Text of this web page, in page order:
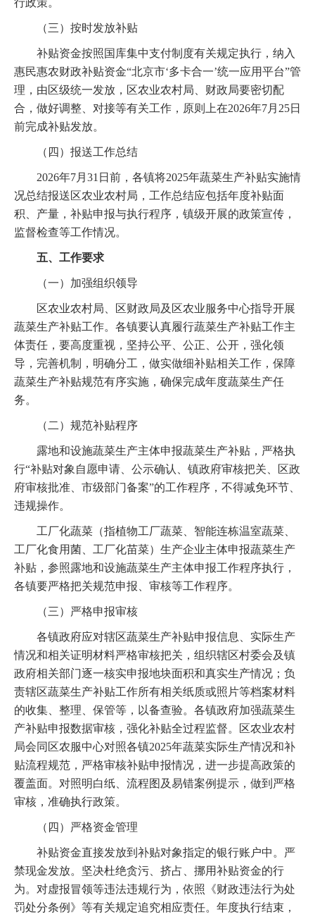
行政策。
（三）按时发放补贴
补贴资金按照国库集中支付制度有关规定执行，纳入
惠民惠农财政补贴资金“北京市‘多卡合一’统一应用平台”管
理，由区级统一发放，区农业农村局、财政局要密切配
合，做好调整、对接等有关工作，原则上在2026年7月25日
前完成补贴发放。
（四）报送工作总结
2026年7月31日前，各镇将2025年蔬菜生产补贴实施情
况总结报送区农业农村局，工作总结应包括年度补贴面
积、产量，补贴申报与执行程序，镇级开展的政策宣传，
监督检查等工作情况。
五、工作要求
（一）加强组织领导
区农业农村局、区财政局及区农业服务中心指导开展
蔬菜生产补贴工作。各镇要认真履行蔬菜生产补贴工作主
体责任，要高度重视，坚持公平、公正、公开，强化领
导，完善机制，明确分工，做实做细补贴相关工作，保障
蔬菜生产补贴规范有序实施，确保完成年度蔬菜生产任
务。
（二）规范补贴程序
露地和设施蔬菜生产主体申报蔬菜生产补贴，严格执
行“补贴对象自愿申请、公示确认、镇政府审核把关、区政
府审核批准、市级部门备案”的工作程序，不得减免环节、
违规操作。
工厂化蔬菜（指植物工厂蔬菜、智能连栋温室蔬菜、
工厂化食用菌、工厂化苗菜）生产企业主体申报蔬菜生产
补贴，参照露地和设施蔬菜生产主体申报工作程序执行，
各镇要严格把关规范申报、审核等工作程序。
（三）严格申报审核
各镇政府应对辖区蔬菜生产补贴申报信息、实际生产
情况和相关证明材料严格审核把关，组织辖区村委会及镇
政府相关部门逐一核实申报地块面积和真实生产情况；负
责辖区蔬菜生产补贴工作所有相关纸质或照片等档案材料
的收集、整理、保管等，以备查验。各镇政府加强蔬菜生
产补贴申报数据审核，强化补贴全过程监督。区农业农村
局会同区农服中心对照各镇2025年蔬菜实际生产情况和补
贴流程规范，严格审核补贴申报情况，进一步提高政策的
覆盖面。对照明白纸、流程图及易错案例提示，做到严格
审核，准确执行政策。
（四）严格资金管理
补贴资金直接发放到补贴对象指定的银行账户中。严
禁现金发放。坚决杜绝贪污、挤占、挪用补贴资金的行
为。对虚报冒领等违法违规行为，依照《财政违法行为处
罚处分条例》等有关规定追究相应责任。年度执行结束，